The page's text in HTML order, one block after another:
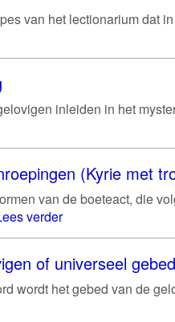
van het lectionarium dat
inleiden in het
(Kyrie met
van de boeteact, die
verder
of universeel gebed
wordt het gebed van de